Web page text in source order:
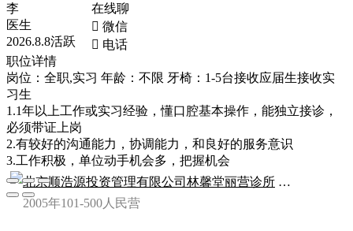
李
医生
2026.8.8活跃
在线聊
 微信
 电话
职位详情
岗位：全职,实习 年龄：不限 牙椅：1-5台接收应届生接收实
习生
1.1年以上工作或实习经验，懂口腔基本操作，能独立接诊，
必须带证上岗
2.有较好的沟通能力，协调能力，和良好的服务意识
3.工作积极，单位动手机会多，把握机会
北京顺浩源投资管理有限公司林馨堂丽营诊所
VIP
2005年101-500人 民营